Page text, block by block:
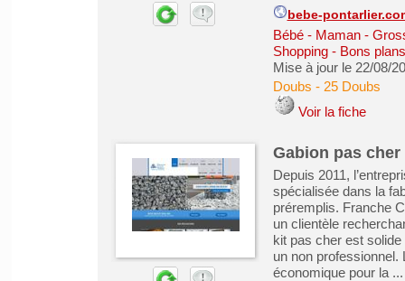
bebe-
Bébé - Maman -
Shopping - Bons
Mise à jour le 22/08/
Doubs - 25 Doubs
Voir la fiche
Gabion pas
Depuis 2011,
spécialisée dans la
préremplis. Franche
un clientèle
kit pas cher est
un non professionnel.
économique pour la ...